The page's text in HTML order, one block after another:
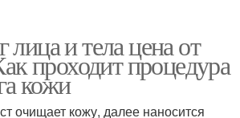
и тела цена от
проходит процедура
кожи
очищает кожу, далее наносится